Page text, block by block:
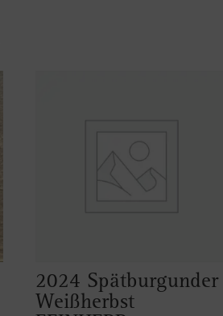
2024 Spätburgunder
Weißherbst